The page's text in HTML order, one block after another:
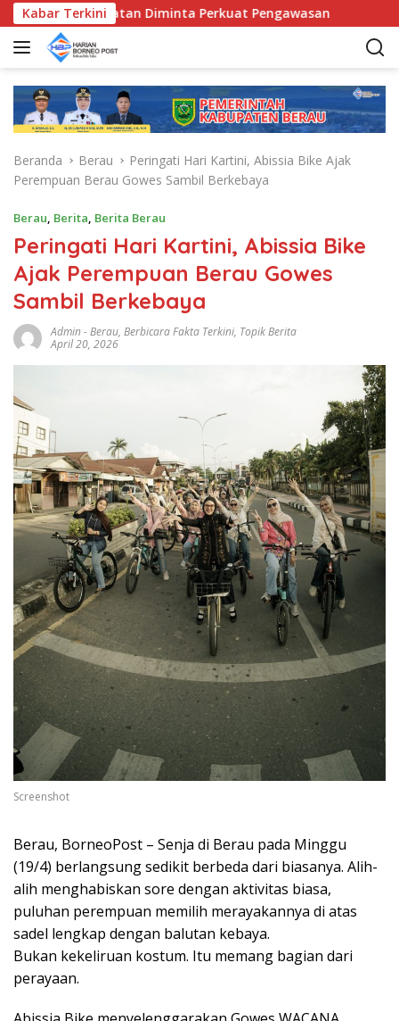
a
Kabar Terkini
Kecamatan Diminta Perkuat Pengawasan Pemkab
Beranda Berau
Peringati Hari Kartini, Abissia Bike Ajak
Perempuan Berau Gowes Sambil Berkebaya
Berau, Berita, Berita Berau
Peringati Hari Kartini, Abissia Bike
Ajak Perempuan Berau Gowes
Sambil Berkebaya
Admin-Berau, Berbicara Fakta Terkini, Topik Berita
April 20, 2026
Screenshot
Berau, BorneoPost – Senja di Berau pada Minggu
(19/4) berlangsung sedikit berbeda dari biasanya. Alih-
alih menghabiskan sore dengan aktivitas biasa,
puluhan perempuan memilih merayakannya di atas
sadel lengkap dengan balutan kebaya.
Bukan kekeliruan kostum. Itu memang bagian dari
perayaan.